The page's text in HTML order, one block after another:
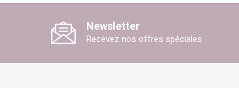
Newsletter
Recevez nos offres spéciales